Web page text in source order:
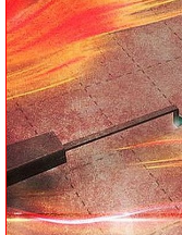
Deportes
Tecnología
Sostenibilidad
soychile